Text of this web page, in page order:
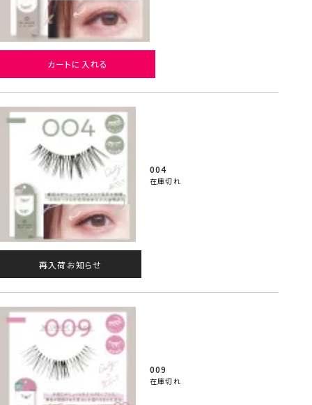
カートに入れる
004
在庫切れ
再入荷お知らせ
009
在庫切れ